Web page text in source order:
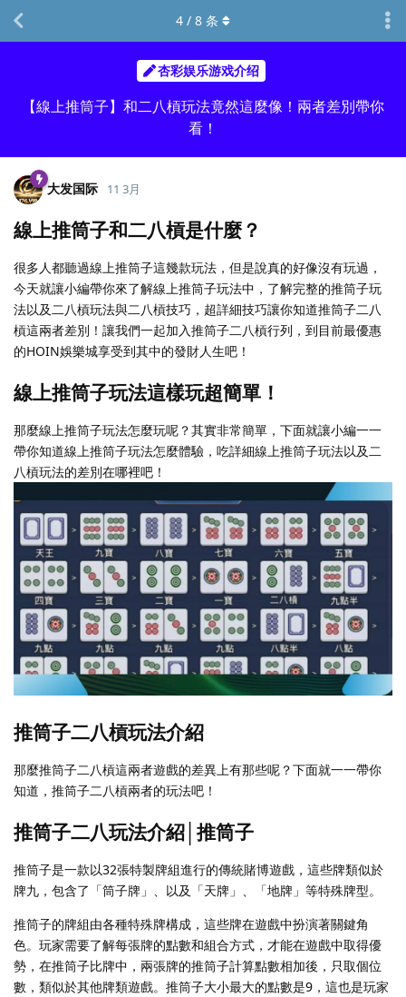
杏彩娱乐游戏介绍
【線上推筒子】和二八槓玩法竟然這麼像！兩者差別帶你
看！
4 / 8 条
大发国际 11 3月
線上推筒子和二八槓是什麼？
很多人都聽過線上推筒子這幾款玩法，但是說真的好像沒有玩過，
今天就讓小編帶你來了解線上推筒子玩法中，了解完整的推筒子玩
法以及二八槓玩法與二八槓技巧，超詳細技巧讓你知道推筒子二八
槓這兩者差別！讓我們一起加入推筒子二八槓行列，到目前最優惠
的HOIN娛樂城享受到其中的發財人生吧！
線上推筒子玩法這樣玩超簡單！
那麼線上推筒子玩法怎麼玩呢？其實非常簡單，下面就讓小編一一
帶你知道線上推筒子玩法怎麼體驗，吃詳細線上推筒子玩法以及二
八槓玩法的差別在哪裡吧！
推筒子二八槓玩法介紹
那麼推筒子二八槓這兩者遊戲的差異上有那些呢？下面就一一帶你
知道，推筒子二八槓兩者的玩法吧！
推筒子二八玩法介紹│推筒子
推筒子是一款以32張特製牌組進行的傳統賭博遊戲，這些牌類似於
牌九，包含了「筒子牌」、以及「天牌」、「地牌」等特殊牌型。
推筒子的牌組由各種特殊牌構成，這些牌在遊戲中扮演著關鍵角
色。玩家需要了解每張牌的點數和組合方式，才能在遊戲中取得優
勢，在推筒子比牌中，兩張牌的推筒子計算點數相加後，只取個位
數，類似於其他牌類遊戲。推筒子大小最大的點數是9，這也是玩家